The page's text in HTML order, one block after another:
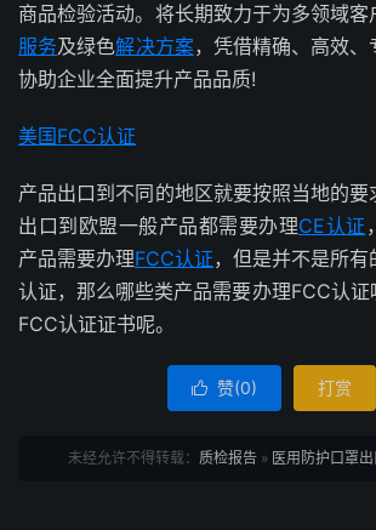
商品检验活动。将长期致力于为多领域
服务及绿色解决方案，凭借精确、高效、
协助企业全面提升产品品质!
美国FCC认证
产品出口到不同的地区就要按照当地的要
出口到欧盟一般产品都需要办理CE认证
产品需要办理FCC认证，但是并不是所
认证，那么哪些类产品需要办理FCC认
FCC认证证书呢。
 赞(0) 打赏
未经允许不得转载： 质检报告 » 医用防护口罩